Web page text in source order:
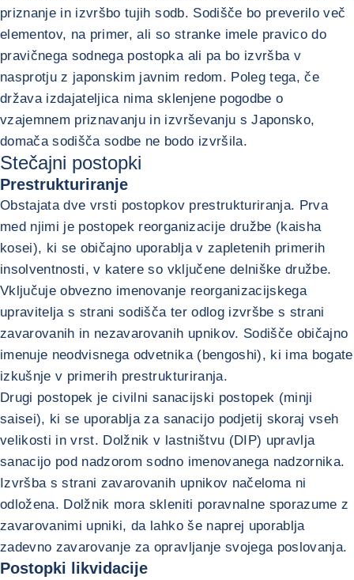
priznanje in izvršbo tujih sodb. Sodišče bo preverilo več
elementov, na primer, ali so stranke imele pravico do
pravičnega sodnega postopka ali pa bo izvršba v
nasprotju z japonskim javnim redom. Poleg tega, če
država izdajateljica nima sklenjene pogodbe o
vzajemnem priznavanju in izvrševanju s Japonsko,
domača sodišča sodbe ne bodo izvršila.
Stečajni postopki
Prestrukturiranje
Obstajata dve vrsti postopkov prestrukturiranja. Prva
med njimi je postopek reorganizacije družbe (kaisha
kosei), ki se običajno uporablja v zapletenih primerih
insolventnosti, v katere so vključene delniške družbe.
Vključuje obvezno imenovanje reorganizacijskega
upravitelja s strani sodišča ter odlog izvršbe s strani
zavarovanih in nezavarovanih upnikov. Sodišče običajno
imenuje neodvisnega odvetnika (bengoshi), ki ima bogate
izkušnje v primerih prestrukturiranja.
Drugi postopek je civilni sanacijski postopek (minji
saisei), ki se uporablja za sanacijo podjetij skoraj vseh
velikosti in vrst. Dolžnik v lastništvu (DIP) upravlja
sanacijo pod nadzorom sodno imenovanega nadzornika.
Izvršba s strani zavarovanih upnikov načeloma ni
odložena. Dolžnik mora skleniti poravnalne sporazume z
zavarovanimi upniki, da lahko še naprej uporablja
zadevno zavarovanje za opravljanje svojega poslovanja.
Postopki likvidacije